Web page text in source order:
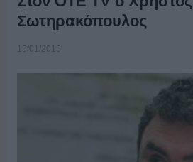
Σωτηρακόπουλος
15/01/2015